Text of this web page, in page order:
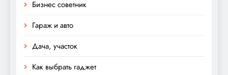
Бизнес советник
Гараж и авто
Дача, участок
Как выбрать гаджет